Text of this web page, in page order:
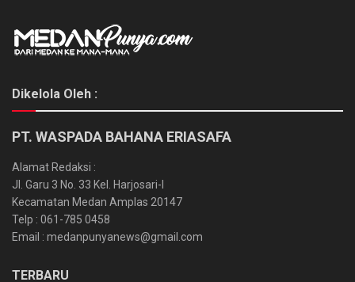
Dikelola Oleh :
PT. WASPADA BAHANA ERIASAFA
Alamat Redaksi :
Jl. Garu 3 No. 33 Kel. Harjosari-I
Kecamatan Medan Amplas 20147
Telp : 061-785 0458
Email : medanpunyanews@gmail.com
TERBARU